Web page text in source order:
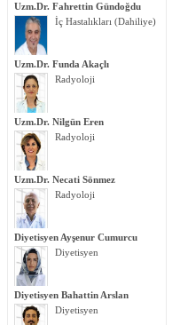
Uzm.Dr. Fahrettin Gündoğdu
İç Hastalıkları (Dahiliye)
Uzm.Dr. Funda Akaçlı
Radyoloji
Uzm.Dr. Nilgün Eren
Radyoloji
Uzm.Dr. Necati Sönmez
Radyoloji
Diyetisyen Ayşenur Cumurcu
Diyetisyen
Diyetisyen Bahattin Arslan
Diyetisyen